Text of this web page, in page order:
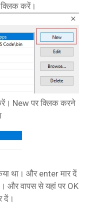
करें।
New पर क्लिक करने
था। और enter मार दें
और वापस से यहां पर OK
दें।